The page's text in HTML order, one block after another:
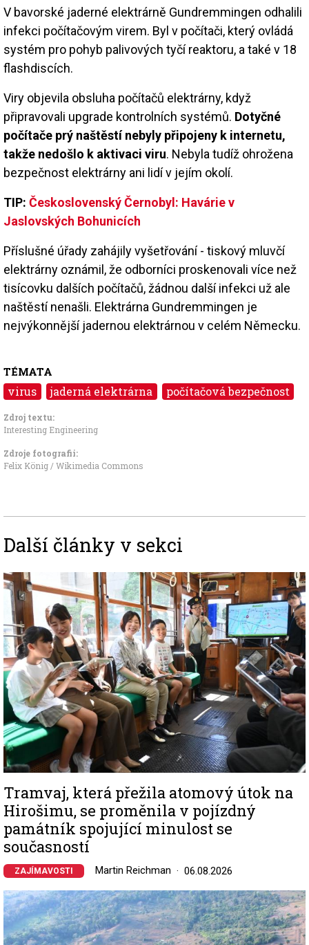
V bavorské jaderné elektrárně Gundremmingen odhalili
infekci počítačovým virem. Byl v počítači, který ovládá
systém pro pohyb palivových tyčí reaktoru, a také v 18
flashdiscích.
Viry objevila obsluha počítačů elektrárny, když
připravovali upgrade kontrolních systémů. Dotyčné
počítače prý naštěstí nebyly připojeny k internetu,
takže nedošlo k aktivaci viru. Nebyla tudíž ohrožena
bezpečnost elektrárny ani lidí v jejím okolí.
TIP: Československý Černobyl: Havárie v
Jaslovských Bohunicích
Příslušné úřady zahájily vyšetřování - tiskový mluvčí
elektrárny oznámil, že odborníci proskenovali více než
tisícovku dalších počítačů, žádnou další infekci už ale
naštěstí nenašli. Elektrárna Gundremmingen je
nejvýkonnější jadernou elektrárnou v celém Německu.
TÉMATA
virus jaderná elektrárna počítačová bezpečnost
Zdroj textu:
Interesting Engineering
Zdroje fotografii:
Felix König / Wikimedia Commons
Další články v sekci
Image
Tramvaj, která přežila atomový útok na
Hirošimu, se proměnila v pojízdný
památník spojující minulost se
současností
ZAJÍMAVOSTI Martin Reichman 06.08.2026
Image